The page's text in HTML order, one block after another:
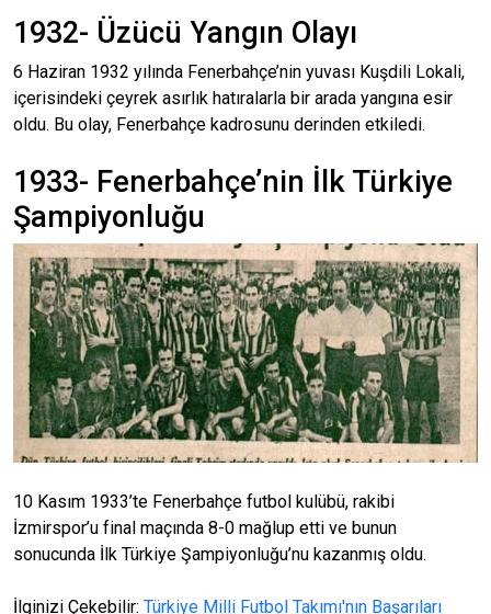
1932- Üzücü Yangın Olayı
6 Haziran 1932 yılında Fenerbahçe’nin yuvası Kuşdili Lokali,
içerisindeki çeyrek asırlık hatıralarla bir arada yangına esir
oldu. Bu olay, Fenerbahçe kadrosunu derinden etkiledi.
1933- Fenerbahçe’nin İlk Türkiye
Şampiyonluğu
10 Kasım 1933’te Fenerbahçe futbol kulübü, rakibi
İzmirspor’u final maçında 8-0 mağlup etti ve bunun
sonucunda İlk Türkiye Şampiyonluğu’nu kazanmış oldu.
İlginizi Çekebilir: Türkiye Milli Futbol Takımı'nın Başarıları